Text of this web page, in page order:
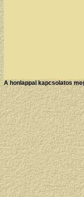
A honlappal kapcsolatos